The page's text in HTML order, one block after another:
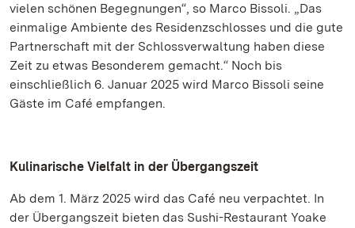
vielen schönen Begegnungen“, so Marco Bissoli. „Das
einmalige Ambiente des Residenzschlosses und die gute
Partnerschaft mit der Schlossverwaltung haben diese
Zeit zu etwas Besonderem gemacht.“ Noch bis
einschließlich 6. Januar 2025 wird Marco Bissoli seine
Gäste im Café empfangen.
Kulinarische Vielfalt in der Übergangszeit
Ab dem 1. März 2025 wird das Café neu verpachtet. In
der Übergangszeit bieten das Sushi-Restaurant Yoake